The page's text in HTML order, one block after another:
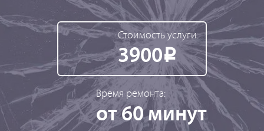
Стоимость услуги:
3900Р
Время ремонта:
от 60 минут